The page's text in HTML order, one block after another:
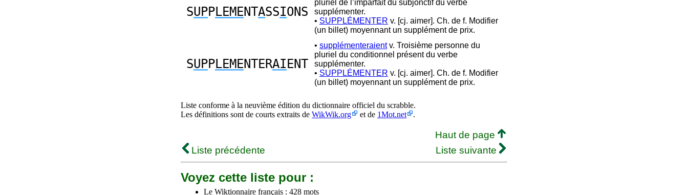
SUPPLEMENTASSIONS
pluriel de l’imparfait du subjonctif du verbe
supplémenter.
• SUPPLÉMENTER v. [cj. aimer]. Ch. de f. Modifier
(un billet) moyennant un supplément de prix.
SUPPLEMENTERAI ENT
• supplémenteraientv. Troisième personne du
pluriel du conditionnel présent du verbe
supplémenter.
• SUPPLÉMENTER v. [cj. aimer]. Ch. de f. Modifier
(un billet) moyennant un supplément de prix.
Liste conforme à la neuvième édition du dictionnaire officiel du scrabble.
Les définitions sont de courts extraits de WikWik.org et de 1Mot.net .
Haut de page
Liste précédente
Liste suivante
Voyez cette liste pour :
Le Wiktionnaire français : 428 mots